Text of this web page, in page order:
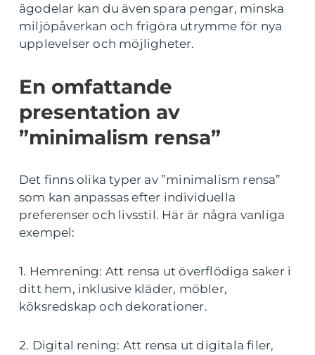
ägodelar kan du även spara pengar, minska
miljöpåverkan och frigöra utrymme för nya
upplevelser och möjligheter.
En omfattande
presentation av
”minimalism rensa”
Det finns olika typer av ”minimalism rensa”
som kan anpassas efter individuella
preferenser och livsstil. Här är några vanliga
exempel:
1. Hemrening: Att rensa ut överflödiga saker i
ditt hem, inklusive kläder, möbler,
köksredskap och dekorationer.
2. Digital rening: Att rensa ut digitala filer,